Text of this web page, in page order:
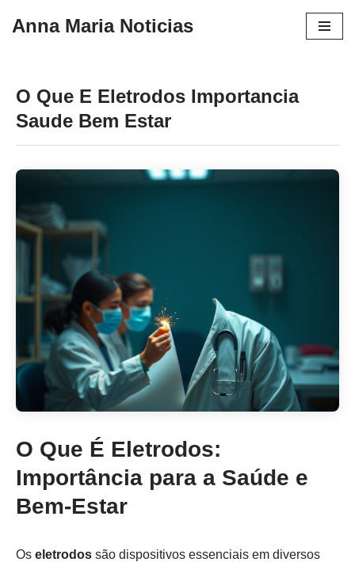
conteúdo
Anna Maria Noticias
O Que E Eletrodos Importancia
Saude Bem Estar
O Que É Eletrodos:
Importância para a Saúde e
Bem-Estar
Os eletrodos são dispositivos essenciais em diversos